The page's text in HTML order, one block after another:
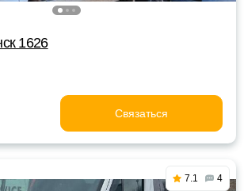
1626
Связаться
7.1 4